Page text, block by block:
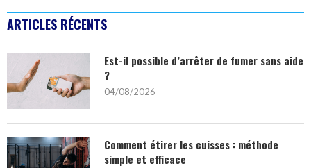
ARTICLES RÉCENTS
Est-il possible d’arrêter de fumer sans aide
?
04/08/2026
Comment étirer les cuisses : méthode
simple et efficace